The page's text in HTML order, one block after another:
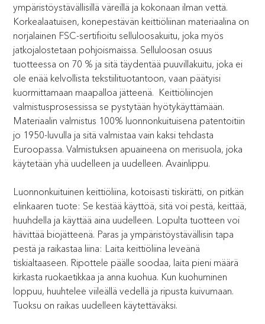
ympäristöystävällisillä väreillä ja kokonaan ilman vettä.
Korkealaatuisen, konepestävän keittiöliinan materiaalina on
norjalainen FSC-sertifioitu selluloosakuitu, joka myös
jatkojalostetaan pohjoismaissa. Selluloosan osuus
tuotteessa on 70 % ja sitä täydentää puuvillakuitu, joka ei
ole enää kelvollista tekstiilituotantoon, vaan päätyisi
kuormittamaan maapalloa jätteenä. Keittiöliinojen
valmistusprosessissa se pystytään hyötykäyttämään.
Materiaalin valmistus 100% luonnonkuituisena patentoitiin
jo 1950-luvulla ja sitä valmistaa vain kaksi tehdasta
Euroopassa. Valmistuksen apuaineena on merisuola, joka
käytetään yhä uudelleen ja uudelleen. Avainlippu.
Luonnonkuituinen keittiöliina, kotoisasti tiskirätti, on pitkän
elinkaaren tuote: Se kestää käyttöä, sitä voi pestä, keittää,
huuhdella ja käyttää aina uudelleen. Lopulta tuotteen voi
hävittää biojätteenä. Paras ja ympäristöystävällisin tapa
pestä ja raikastaa liina: Laita keittiöliina leveänä
tiskialtaaseen. Ripottele päälle soodaa, laita pieni määrä
kirkasta ruokaetikkaa ja anna kuohua. Kun kuohuminen
loppuu, huuhtelee viileällä vedellä ja ripusta kuivumaan.
Tuoksu on raikas uudelleen käytettäväksi.